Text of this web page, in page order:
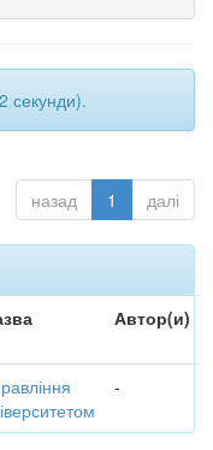
секунди).
назад 1 далі
Автор(и)
-